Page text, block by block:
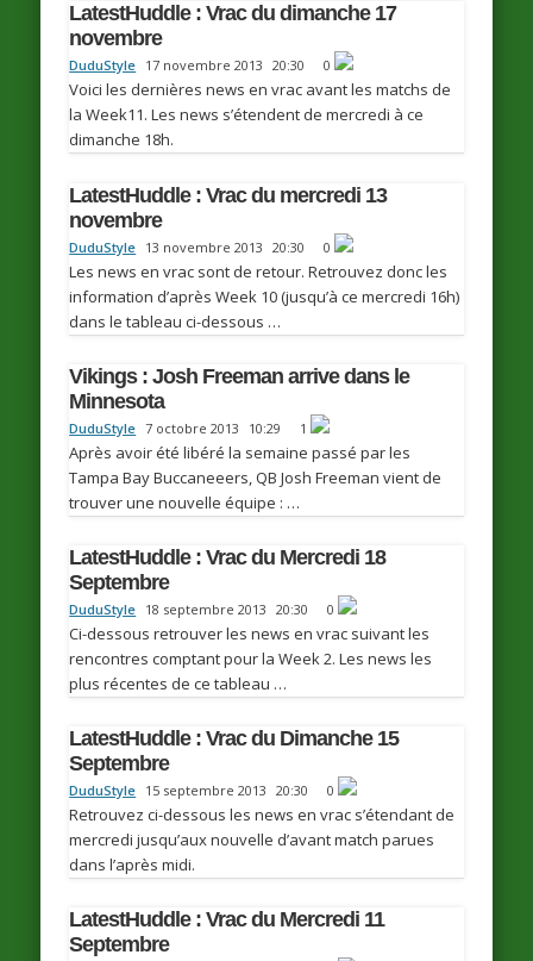
LatestHuddle : Vrac du dimanche 17
novembre
DuduStyle 17 novembre 2013 20:30 0
Voici les dernières news en vrac avant les matchs de
la Week11. Les news s’étendent de mercredi à ce
dimanche 18h.
LatestHuddle : Vrac du mercredi 13
novembre
DuduStyle 13 novembre 2013 20:30 0
Les news en vrac sont de retour. Retrouvez donc les
information d’après Week 10 (jusqu’à ce mercredi 16h)
dans le tableau ci-dessous …
Vikings : Josh Freeman arrive dans le
Minnesota
DuduStyle 7 octobre 2013 10:29 1
Après avoir été libéré la semaine passé par les
Tampa Bay Buccaneeers, QB Josh Freeman vient de
trouver une nouvelle équipe : …
LatestHuddle : Vrac du Mercredi 18
Septembre
DuduStyle 18 septembre 2013 20:30 0
Ci-dessous retrouver les news en vrac suivant les
rencontres comptant pour la Week 2. Les news les
plus récentes de ce tableau …
LatestHuddle : Vrac du Dimanche 15
Septembre
DuduStyle 15 septembre 2013 20:30 0
Retrouvez ci-dessous les news en vrac s’étendant de
mercredi jusqu’aux nouvelle d’avant match parues
dans l’après midi.
LatestHuddle : Vrac du Mercredi 11
Septembre